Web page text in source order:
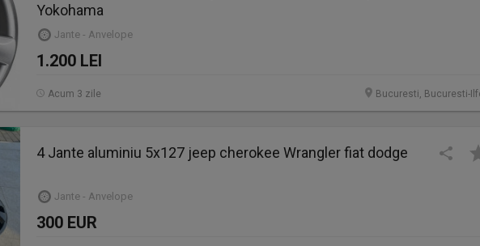
Yokohama
Jante - Anvelope
1.200 LEI
Bucuresti, Bucuresti-
Acum 3 zile
4 Jante aluminiu 5x127 jeep cherokee Wrangler fiat dodge
Jante - Anvelope
300 EUR